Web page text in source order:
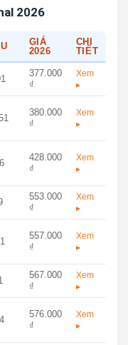
2026
GIÁ
2026
CHI
TIẾT
377.000
₫
Xem
▸
380.000
₫
Xem
▸
428.000
₫
Xem
▸
553.000
₫
Xem
▸
557.000
₫
Xem
▸
567.000
₫
Xem
▸
576.000
₫
Xem
▸